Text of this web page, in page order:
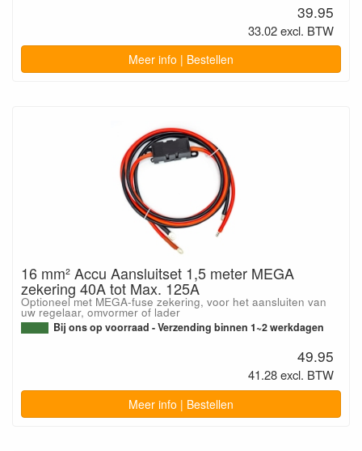
39.95
33.02 excl. BTW
Meer info | Bestellen
16 mm² Accu Aansluitset 1,5 meter MEGA
zekering 40A tot Max. 125A
Optioneel met MEGA-fuse zekering, voor het aansluiten van
uw regelaar, omvormer of lader
Bij ons op voorraad - Verzending binnen 1~2 werkdagen
49.95
41.28 excl. BTW
Meer info | Bestellen